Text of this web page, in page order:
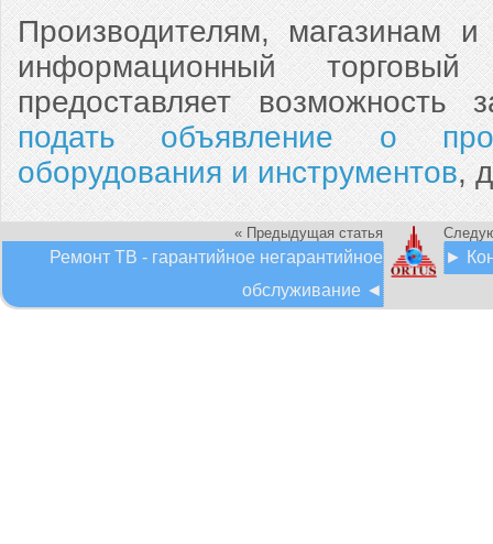
Производителям, магазинам
информационный
предоставляет возможность
подать объявление о
оборудования и инструментов,
« Предыдущая статья
Ремонт ТВ - гарантийное негарантийное
обслуживание ◄
►